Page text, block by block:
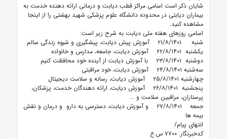
شایان ذکر است اسامی مراکز قطب دیابت و درمانی ارائه دهنده خدمت به
بیماران دیابتی در محدوده دانشگاه علوم پزشکی شهید بهشتی را از اینجا
مشاهده کنید.
اسامی روزهای هفته ملی دیابت به شرح زیر است:
شنبه ۲۱/۸/۱۴۰۱ آموزش پیش دیابت، پیشگیری و شیوه زندگی سالم
یکشنبه ۲۲/۸/۱۴۰۱ آموزش دیابت، جامعه، مدارس و خانواده
دوشنبه ۲۳/۸/۱۴۰۱ با آموزش دیابت از آینده خود محافظت کنیم
سه‌شنبه ۲۴/۸/۱۴۰۱ آموزش دیابت، خود مراقبتی
چهارشنبه ۲۵/۸/۱۴۰۱ آموزش دیابت، رسانه و سلامت دیجیتال
پنجشنبه ۲۶/۸/۱۴۰۱ آموزش دیابت، ارائه دهندگان خدمت، پزشکان،
پرستاران، مراقبین سلامت و ...
جمعه ۲۷/۸/۱۴۰۱ و آموزش دیابت، دسترسی به دارو و درمان و نقش
بیمه ها
انتهای پیام/
کدخبرنگار: ۷۷۰۰ س.ع